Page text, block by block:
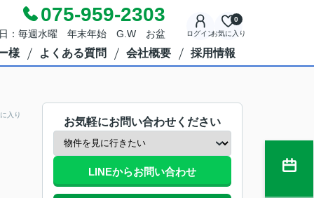
075-959-2303
：毎週水曜 年末年始 G.W お盆 ログインお気に入り
0
様 よくある質問 会社概要 採用情報
入り
お気軽にお問い合わせください
LINEからお問い合わせ